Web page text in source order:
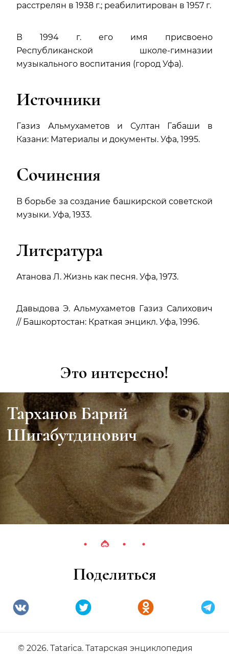
расстрелян в 1938 г.; реабилитирован в 1957 г.
В 1994 г. его имя присвоено
Республиканской школе-гимназии
музыкального воспитания (город Уфа).
Источники
Газиз Альмухаметов и Султан Габаши в
Казани: Материалы и документы. Уфа, 1995.
Сочинения
В борьбе за создание башкирской советской
музыки. Уфа, 1933.
Литература
Атанова Л. Жизнь как песня. Уфа, 1973.
Давыдова Э. Альмухаметов Газиз Салихович
// Башкортостан: Краткая энцикл. Уфа, 1996.
Это интересно!
Тарханов Барий
Шигабутдинович
Поделиться
© 2026. Tatarica. Татарская энциклопедия